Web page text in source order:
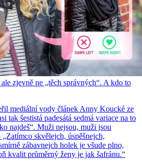
zjevně ne „těch správných“. A kdo to
mediální vody článek Anny Koucké ze
tak šestistá padesátá sedmá variace na to
najdeš“. Muži nejsou, muži jsou
skvělejch, úspěšnejch,
zábavnejch holek je všude plno,
kvalit průměrný ženy je jak šafránu.“